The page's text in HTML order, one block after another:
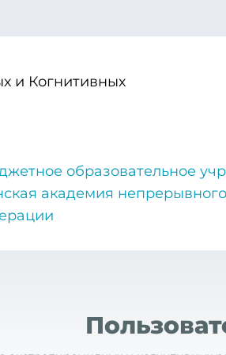
и Когнитивных
образовательное
академия